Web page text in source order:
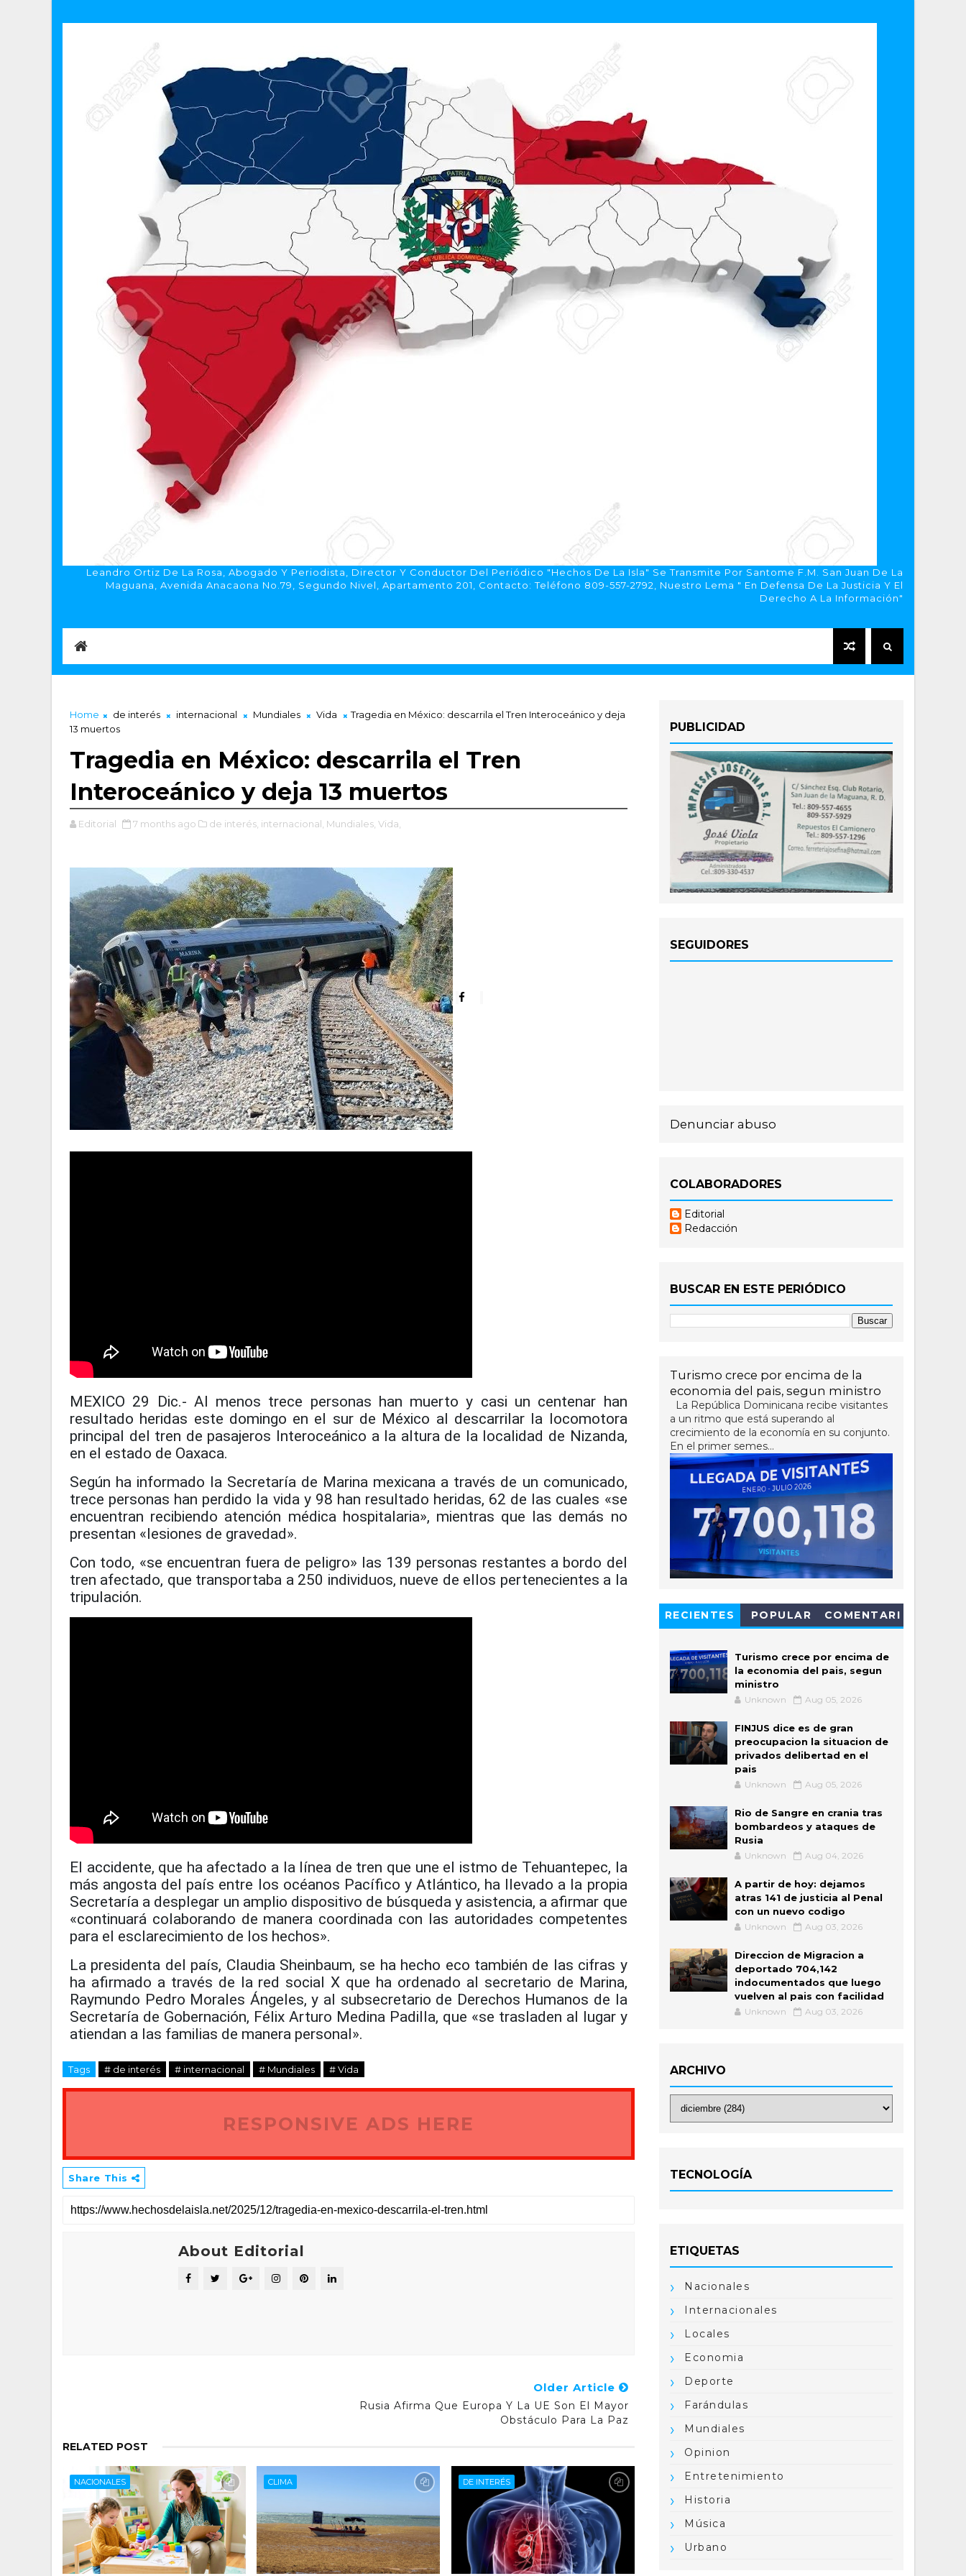
Leandro Ortiz De La Rosa, Abogado Y Periodista, Director Y Conductor Del Periódico "Hechos De La Isla" Se Transmite Por Santome F.M. San Juan De La
Maguana, Avenida Anacaona No.79, Segundo Nivel, Apartamento 201, Contacto: Teléfono 809-557-2792, Nuestro Lema " En Defensa De La Justicia Y El
Derecho A La Información"
Home de interés internacional Mundiales Vida
Tragedia en México: descarrila el Tren Interoceánico y deja
13 muertos
Tragedia en México: descarrila el Tren
Interoceánico y deja 13 muertos
Editorial 7 months ago de interés, internacional, Mundiales, Vida,
MEXICO 29 Dic.- Al menos trece personas han muerto y casi un centenar han
resultado heridas este domingo en el sur de México al descarrilar la locomotora
principal del tren de pasajeros Interoceánico a la altura de la localidad de Nizanda,
en el estado de Oaxaca.
Según ha informado la Secretaría de Marina mexicana a través de un comunicado,
trece personas han perdido la vida y 98 han resultado heridas, 62 de las cuales «se
encuentran recibiendo atención médica hospitalaria», mientras que las demás no
presentan «lesiones de gravedad».
Con todo, «se encuentran fuera de peligro» las 139 personas restantes a bordo del
tren afectado, que transportaba a 250 individuos, nueve de ellos pertenecientes a la
tripulación.
El accidente, que ha afectado a la línea de tren que une el istmo de Tehuantepec, la
más angosta del país entre los océanos Pacífico y Atlántico, ha llevado a la propia
Secretaría a desplegar un amplio dispositivo de búsqueda y asistencia, a afirmar que
«continuará colaborando de manera coordinada con las autoridades competentes
para el esclarecimiento de los hechos».
La presidenta del país, Claudia Sheinbaum, se ha hecho eco también de las cifras y
ha afirmado a través de la red social X que ha ordenado al secretario de Marina,
Raymundo Pedro Morales Ángeles, y al subsecretario de Derechos Humanos de la
Secretaría de Gobernación, Félix Arturo Medina Padilla, que «se trasladen al lugar y
atiendan a las familias de manera personal».
Tags # de interés # internacional # Mundiales # Vida
RESPONSIVE ADS HERE
Share This
About Editorial
Older Article
Rusia Afirma Que Europa Y La UE Son El Mayor
Obstáculo Para La Paz
RELATED POST
NACIONALES CLIMA DE INTERÉS
PUBLICIDAD
SEGUIDORES
Denunciar abuso
COLABORADORES
Editorial
Redacción
BUSCAR EN ESTE PERIÓDICO
Turismo crece por encima de la
economia del pais, segun ministro
La República Dominicana recibe visitantes
a un ritmo que está superando al
crecimiento de la economía en su conjunto.
En el primer semes...
RECIENTES POPULAR
COMENTARI
Turismo crece por encima de
la economia del pais, segun
ministro
Unknown Aug 05, 2026
FINJUS dice es de gran
preocupacion la situacion de
privados delibertad en el
pais
Unknown Aug 05, 2026
Rio de Sangre en crania tras
bombardeos y ataques de
Rusia
Unknown Aug 04, 2026
A partir de hoy: dejamos
atras 141 de justicia al Penal
con un nuevo codigo
Unknown Aug 03, 2026
Direccion de Migracion a
deportado 704,142
indocumentados que luego
vuelven al pais con facilidad
Unknown Aug 03, 2026
ARCHIVO
TECNOLOGÍA
ETIQUETAS
Nacionales
Internacionales
Locales
Economia
Deporte
Farándulas
Mundiales
Opinion
Entretenimiento
Historia
Música
Urbano